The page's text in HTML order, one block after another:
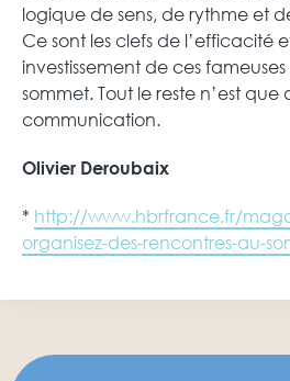
logique de sens, de rythme et
Ce sont les clefs de l’efficacité
investissement de ces
sommet. Tout le reste n’est
communication.
Olivier Deroubaix
* http://www.hbrfrance.fr/
organisez-des-rencontres-au-